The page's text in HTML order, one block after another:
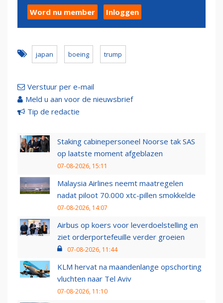
Word nu member Inloggen
japan boeing trump
Verstuur per e-mail
Meld u aan voor de nieuwsbrief
Tip de redactie
Staking cabinepersoneel Noorse tak SAS
op laatste moment afgeblazen
07-08-2026, 15:11
Malaysia Airlines neemt maatregelen
nadat piloot 70.000 xtc-pillen smokkelde
07-08-2026, 14:07
Airbus op koers voor leverdoelstelling en
ziet orderportefeuille verder groeien
07-08-2026, 11:44
KLM hervat na maandenlange opschorting
vluchten naar Tel Aviv
07-08-2026, 11:10